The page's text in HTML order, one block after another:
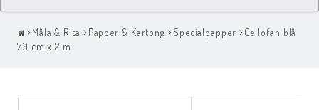
Måla & Rita Papper & Kartong Specialpapper
Cellofan blå
70 cm x 2 m